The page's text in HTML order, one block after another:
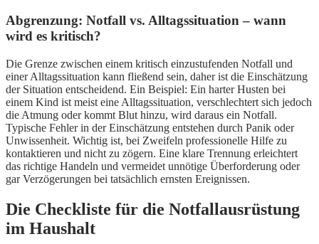
Abgrenzung: Notfall vs. Alltagssituation – wann
wird es kritisch?
Die Grenze zwischen einem kritisch einzustufenden Notfall und
einer Alltagssituation kann fließend sein, daher ist die Einschätzung
der Situation entscheidend. Ein Beispiel: Ein harter Husten bei
einem Kind ist meist eine Alltagssituation, verschlechtert sich jedoch
die Atmung oder kommt Blut hinzu, wird daraus ein Notfall.
Typische Fehler in der Einschätzung entstehen durch Panik oder
Unwissenheit. Wichtig ist, bei Zweifeln professionelle Hilfe zu
kontaktieren und nicht zu zögern. Eine klare Trennung erleichtert
das richtige Handeln und vermeidet unnötige Überforderung oder
gar Verzögerungen bei tatsächlich ernsten Ereignissen.
Die Checkliste für die Notfallausrüstung
im Haushalt